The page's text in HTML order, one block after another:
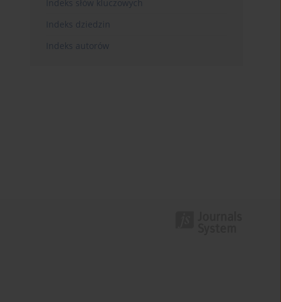
Indeks słów kluczowych
Indeks dziedzin
Indeks autorów